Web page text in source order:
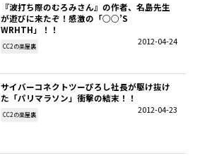
『波打ち際のむろみさん』の作者、名島先生
が遊びに来たぞ！感激の「○○’S
WRHTH」！！
2012-04-24
CC2の楽屋裏
サイバーコネクトツーぴろし社長が駆け抜け
た「パリマラソン」衝撃の結末！！
2012-04-23
CC2の楽屋裏